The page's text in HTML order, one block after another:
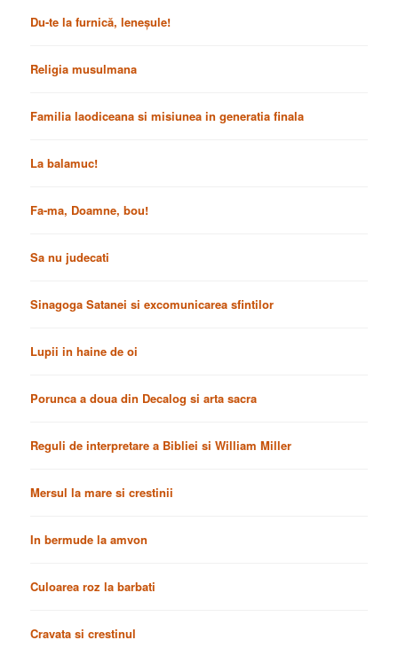
Du-te la furnică, leneșule!
Religia musulmana
Familia laodiceana si misiunea in generatia finala
La balamuc!
Fa-ma, Doamne, bou!
Sa nu judecati
Sinagoga Satanei si excomunicarea sfintilor
Lupii in haine de oi
Porunca a doua din Decalog si arta sacra
Reguli de interpretare a Bibliei si William Miller
Mersul la mare si crestinii
In bermude la amvon
Culoarea roz la barbati
Cravata si crestinul